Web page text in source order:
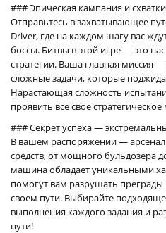
### Эпическая кампания и
Отправьтесь в захватывающее
Driver, где на каждом шагу вас
боссы. Битвы в этой игре — это
стратегии. Ваша главная миссия
сложные задачи, которые
Нарастающая сложность
проявить все свое
### Секрет успеха —
В вашем распоряжении —
средств, от мощного бульдозера
машина обладает уникальными
помогут вам разрушать
своем пути. Выбирайте
выполнения каждого задания и
пути!